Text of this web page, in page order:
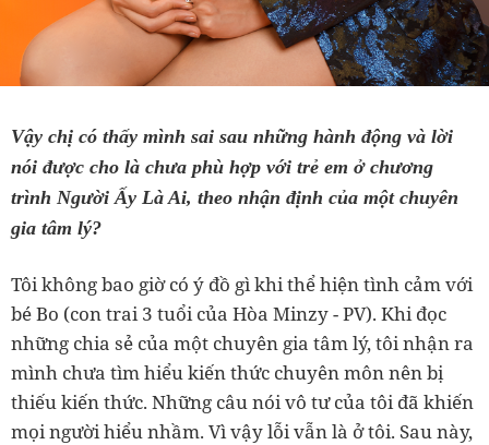
Vậy chị có thấy mình sai sau những hành động và lời
nói được cho là chưa phù hợp với trẻ em ở chương
trình Người Ấy Là Ai, theo nhận định của một chuyên
gia tâm lý?
Tôi không bao giờ có ý đồ gì khi thể hiện tình cảm với
bé Bo (con trai 3 tuổi của Hòa Minzy - PV). Khi đọc
những chia sẻ của một chuyên gia tâm lý, tôi nhận ra
mình chưa tìm hiểu kiến thức chuyên môn nên bị
thiếu kiến thức. Những câu nói vô tư của tôi đã khiến
mọi người hiểu nhầm. Vì vậy lỗi vẫn là ở tôi. Sau này,